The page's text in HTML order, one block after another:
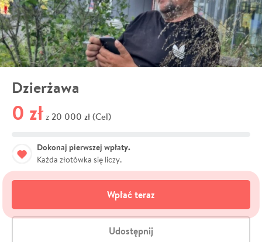
Dzierżawa
0 zł z 20 000 zł (Cel)
Dokonaj pierwszej wpłaty.
Każda złotówka się liczy.
Wpłać teraz
Udostępnij